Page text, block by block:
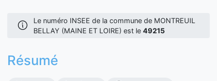
Le numéro INSEE de la commune de MONTREUIL
BELLAY (MAINE ET LOIRE) est le 49215
Résumé